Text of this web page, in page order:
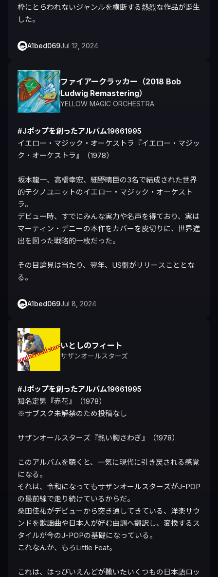
枠にとらわれないジャンルを横断する熱烈な作品が誕生
した。
A1bed069Jul 12, 2024
ファイアークラッカー（2018 Bob
Ludwig Remastering）
YELLOW MAGIC ORCHESTRA
#Jポップを創ったアルバム19661995
イエロー・マジック・オーケストラ『イエロー・マジッ
ク・オーケストラ』（1978）
坂本龍一、高橋幸宏、細野晴臣の3名で結成された世界
的テクノユニットのイエロー・マジック・オーケスト
ラ。
デビュー時、すでにみんな実力や名声を得ており、実は
マーティン・デニーの本作をカバーを皮切りに、世界進
出を図った戦略的一枚だった。
その目論見は当たり、翌年、US盤がリリースこととな
る。
A1bed069Jul 8, 2024
いとしのフィート
サザンオールスターズ
#Jポップを創ったアルバム19661995
知名定男『赤花』（1978）
※サブスク未解禁のため投稿なし
サザンオールスターズ『熱い胸さわぎ』（1978）
このアルバムを聴くと、一気に現代に引き戻される感覚
になる。
それは、令和になってもサザンオールスターズがJ-POP
の最前線で走り続けているからだ。
桑田佳祐がデビューから突き通してきている、洋楽サウ
ンドを歌謡曲や日本人が好む曲調へ翻訳し、変換するス
タイルが今のJ-POPの基礎になっている。
これなんか、もろLittle Feat。
これは、はっぴいえんどが撒いたいくつもの日本語ロッ